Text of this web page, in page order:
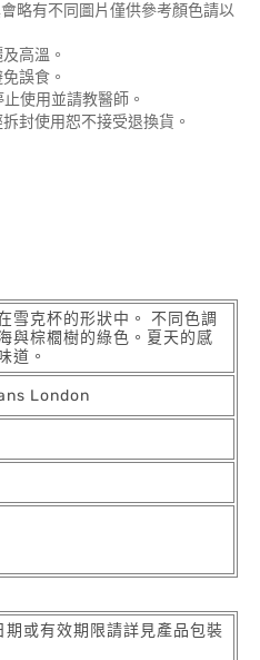
略有不同圖片僅供參考顏色請以
高溫。
誤食。
使用並請教醫師。
封使用恕不接受退換貨。
雪克杯的形狀中。 不同色調
與棕櫚樹的綠色。夏天的感
道。
London
期或有效期限請詳見產品包裝